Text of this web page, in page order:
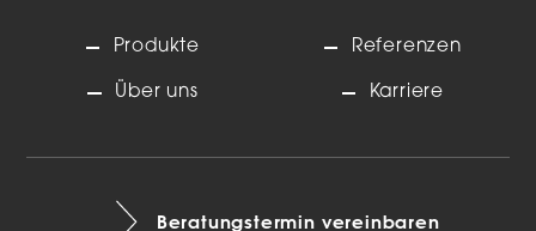
Produkte
Über uns
Referenzen
Karriere
Beratungstermin vereinbaren